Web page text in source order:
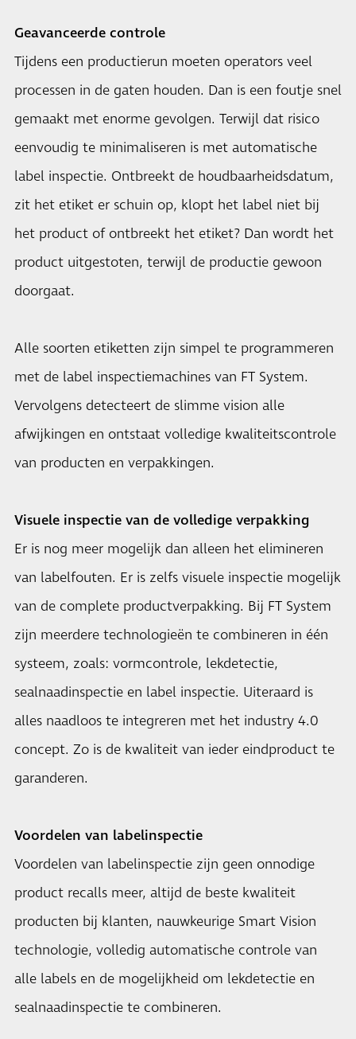
Geavanceerde controle
Tijdens een productierun moeten operators veel
processen in de gaten houden. Dan is een foutje snel
gemaakt met enorme gevolgen. Terwijl dat risico
eenvoudig te minimaliseren is met automatische
label inspectie. Ontbreekt de houdbaarheidsdatum,
zit het etiket er schuin op, klopt het label niet bij
het product of ontbreekt het etiket? Dan wordt het
product uitgestoten, terwijl de productie gewoon
doorgaat.
Alle soorten etiketten zijn simpel te programmeren
met de label inspectiemachines van FT System.
Vervolgens detecteert de slimme vision alle
afwijkingen en ontstaat volledige kwaliteitscontrole
van producten en verpakkingen.
Visuele inspectie van de volledige verpakking
Er is nog meer mogelijk dan alleen het elimineren
van labelfouten. Er is zelfs visuele inspectie mogelijk
van de complete productverpakking. Bij FT System
zijn meerdere technologieën te combineren in één
systeem, zoals: vormcontrole, lekdetectie,
sealnaadinspectie en label inspectie. Uiteraard is
alles naadloos te integreren met het industry 4.0
concept. Zo is de kwaliteit van ieder eindproduct te
garanderen.
Voordelen van labelinspectie
Voordelen van labelinspectie zijn geen onnodige
product recalls meer, altijd de beste kwaliteit
producten bij klanten, nauwkeurige Smart Vision
technologie, volledig automatische controle van
alle labels en de mogelijkheid om lekdetectie en
sealnaadinspectie te combineren.